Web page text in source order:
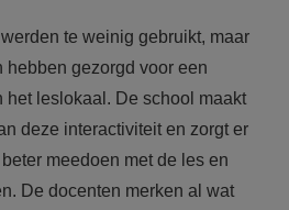
te weinig gebruikt, maar
gezorgd voor een
het leslokaal. De school maakt
deze interactiviteit en zorgt er
meedoen met de les en
De docenten merken al wat